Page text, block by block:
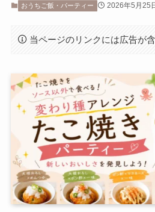
おうちご飯・パーティー 2026年5月25
当ページのリンクには広告が